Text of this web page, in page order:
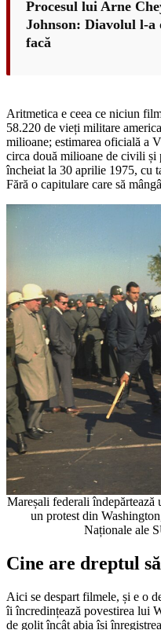
Procesul lui Arne
Johnson: Diavolul l-a
facă
Aritmetica e ceea ce niciun
58.220 de vieți militare
milioane; estimarea oficială a
circa două milioane de civili și
încheiat la 30 aprilie 1975, cu
Fără o capitulare care să
Mareșali federali
un protest din
Naționale ale
Cine are dreptul
Aici se despart filmele, și e o
îi încredințează povestirea lui
de golit încât abia își